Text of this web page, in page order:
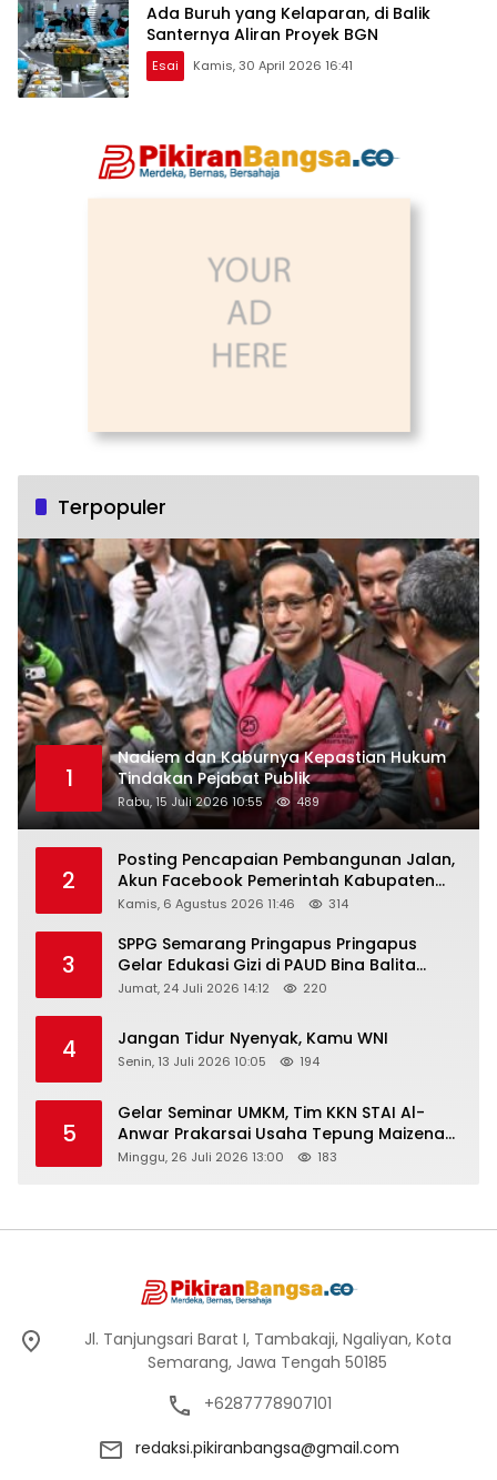
Ada Buruh yang Kelaparan, di Balik
Santernya Aliran Proyek BGN
Esai Kamis, 30 April 2026 16:41
Terpopuler
1
Nadiem dan Kaburnya Kepastian Hukum
Tindakan Pejabat Publik
Rabu, 15 Juli 2026 10:55 489
2
Posting Pencapaian Pembangunan Jalan,
Akun Facebook Pemerintah Kabupaten
Rembang “Dirujak” Warganet
Kamis, 6 Agustus 2026 11:46 314
3
SPPG Semarang Pringapus Pringapus
Gelar Edukasi Gizi di PAUD Bina Balita
Peringati Hari Anak Nasional 2026
Jumat, 24 Juli 2026 14:12 220
4 Jangan Tidur Nyenyak, Kamu WNI
Senin, 13 Juli 2026 10:05 194
5
Gelar Seminar UMKM, Tim KKN STAI Al-
Anwar Prakarsai Usaha Tepung Maizena
di Logung
Minggu, 26 Juli 2026 13:00 183
Jl. Tanjungsari Barat I, Tambakaji, Ngaliyan, Kota
Semarang, Jawa Tengah 50185
+6287778907101
redaksi.pikiranbangsa@gmail.com